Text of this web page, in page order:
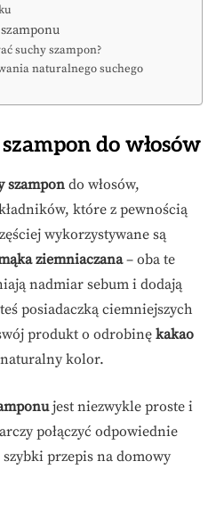
suchy szampon?
naturalnego suchego
do włosów
szampon do włosów,
które z pewnością
wykorzystywane są
ziemniaczana– oba te
nadmiar sebum i dodają
posiadaczką ciemniejszych
produkt o odrobinę kakao
kolor.
jest niezwykle proste i
połączyć odpowiednie
przepis na domowy